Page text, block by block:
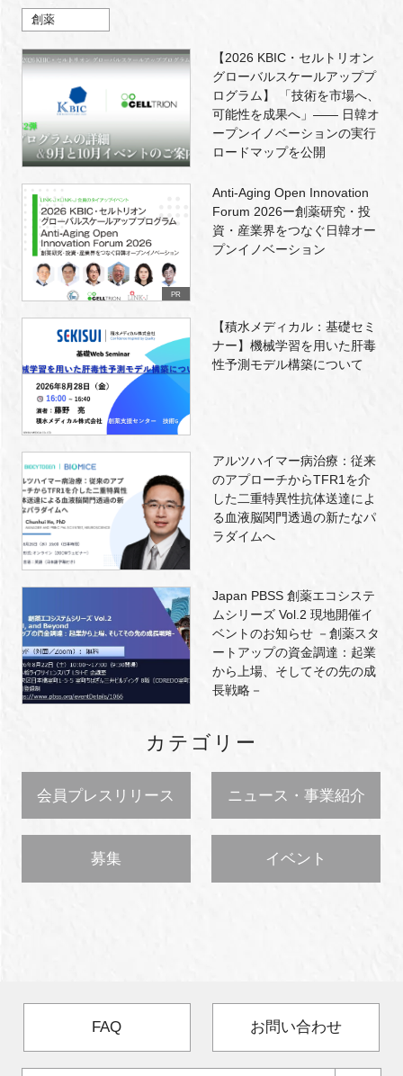
創薬
【2026 KBIC・セルトリオン
グローバルスケールアッププ
ログラム】 「技術を市場へ、
可能性を成果へ」―― 日韓オ
ープンイノベーションの実行
ロードマップを公開
PR
Anti-Aging Open Innovation
Forum 2026ー創薬研究・投
資・産業界をつなぐ日韓オー
プンイノベーション
【積水メディカル：基礎セミ
ナー】機械学習を用いた肝毒
性予測モデル構築について
アルツハイマー病治療：従来
のアプローチからTFR1を介
した二重特異性抗体送達によ
る血液脳関門透過の新たなパ
ラダイムへ
Japan PBSS 創薬エコシステ
ムシリーズ Vol.2 現地開催イ
ベントのお知らせ －創薬スタ
ートアップの資金調達：起業
から上場、そしてその先の成
長戦略－
カテゴリー
会員プレスリリース ニュース・事業紹介
募集 イベント
FAQ お問い合わせ